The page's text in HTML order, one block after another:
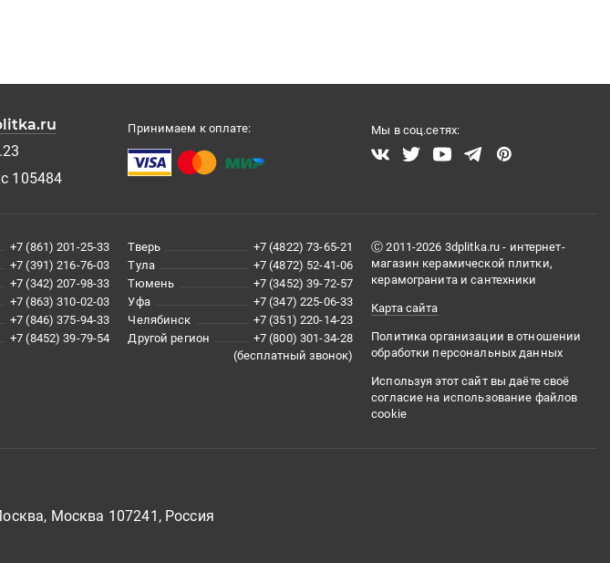
105484
Принимаем к оплате: Мы в соц.сетях:
+7 (861) 201-25-33
+7 (391) 216-76-03
+7 (342) 207-98-33
+7 (863) 310-02-03
+7 (846) 375-94-33
+7 (8452) 39-79-54
Тверь
+7 (4822) 73-65-21
Тула
+7 (4872) 52-41-06
Тюмень
+7 (3452) 39-72-57
Уфа
+7 (347) 225-06-33
Челябинск
+7 (351) 220-14-23
Другой регион
+7 (800) 301-34-28
(бесплатный звонок)
Ⓒ 2011-2026 3dplitka.ru - интернет-
магазин керамической плитки,
керамогранита и сантехники
Карта сайта
Политика организации в отношении
обработки персональных данных
Используя этот сайт вы даёте своё
согласие на использование файлов
cookie
Москва 107241, Россия